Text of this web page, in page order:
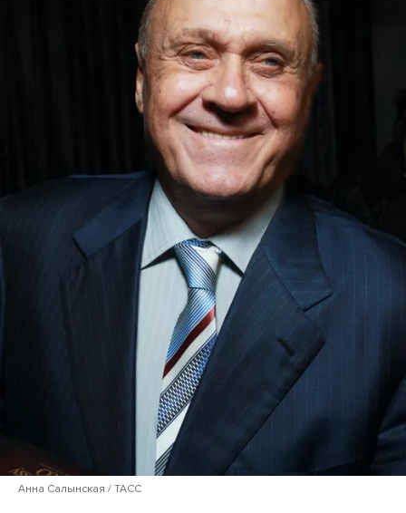
Анна Салынская / ТАСС